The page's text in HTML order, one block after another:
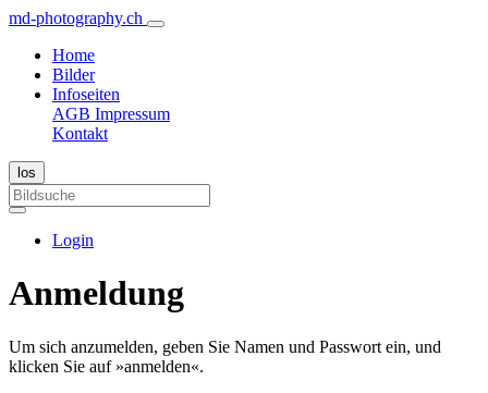
md-photography.ch
Home
Bilder
Infoseiten
AGB Impressum
Kontakt
Login
Anmeldung
Um sich anzumelden, geben Sie Namen und Passwort ein, und
klicken Sie auf »anmelden«.